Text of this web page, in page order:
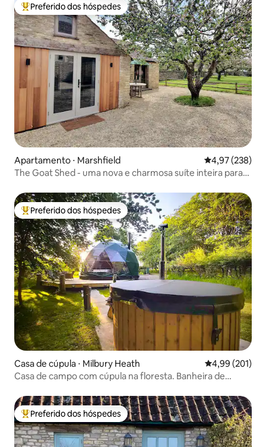
Entre os melhores preferidos dos hóspedes
Preferido dos hóspedes
Apartamento ⋅ Marshfield 4,97 de uma
4,97 (238)
The Goat Shed - uma nova e charmosa suíte inteira para
Entre os melhores preferidos dos hóspedes
Preferido dos hóspedes
Casa de cúpula ⋅ Milbury Heath 4,99 de uma
4,99 (201)
Casa de campo com cúpula na floresta. Banheira de
Entre os melhores preferidos dos hóspedes
Preferido dos hóspedes